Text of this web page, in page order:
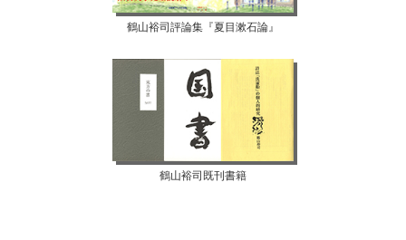
鶴山裕司評論集『夏目漱石論』
鶴山裕司既刊書籍